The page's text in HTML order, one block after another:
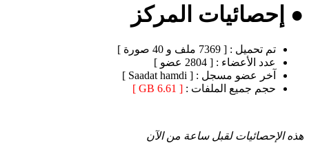
● إحصائيات المركز
تم تحميل : [ 7369 ملف و 40 صورة ]
عدد الأعضاء : [ 2804 عضو ]
آخر عضو مسجل : [ Saadat hamdi ]
حجم جميع الملفات : [ 6.61 GB ]
هذه الإحصائيات لقبل ساعة من الآن